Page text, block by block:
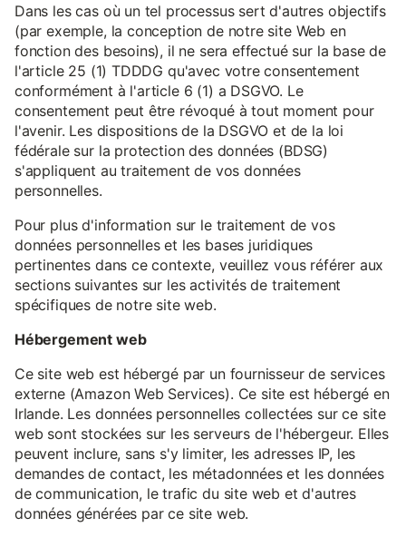
Dans les cas où un tel processus sert d'autres objectifs
(par exemple, la conception de notre site Web en
fonction des besoins), il ne sera effectué sur la base de
l'article 25 (1) TDDDG qu'avec votre consentement
conformément à l'article 6 (1) a DSGVO. Le
consentement peut être révoqué à tout moment pour
l'avenir. Les dispositions de la DSGVO et de la loi
fédérale sur la protection des données (BDSG)
s'appliquent au traitement de vos données
personnelles.
Pour plus d'information sur le traitement de vos
données personnelles et les bases juridiques
pertinentes dans ce contexte, veuillez vous référer aux
sections suivantes sur les activités de traitement
spécifiques de notre site web.
Hébergement web
Ce site web est hébergé par un fournisseur de services
externe (Amazon Web Services). Ce site est hébergé en
Irlande. Les données personnelles collectées sur ce site
web sont stockées sur les serveurs de l'hébergeur. Elles
peuvent inclure, sans s'y limiter, les adresses IP, les
demandes de contact, les métadonnées et les données
de communication, le trafic du site web et d'autres
données générées par ce site web.